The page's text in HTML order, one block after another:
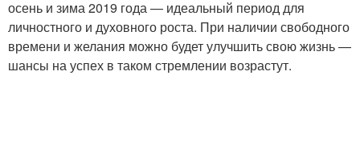
осень и зима 2019 года — идеальный период для
личностного и духовного роста. При наличии свободного
времени и желания можно будет улучшить свою жизнь —
шансы на успех в таком стремлении возрастут.